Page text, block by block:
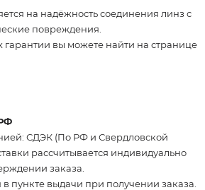
на надёжность соединения линз с
повреждения.
гарантии вы можете найти на странице
СДЭК (По РФ и Свердловской
рассчитывается индивидуально
заказа.
в пункте выдачи при получении заказа.